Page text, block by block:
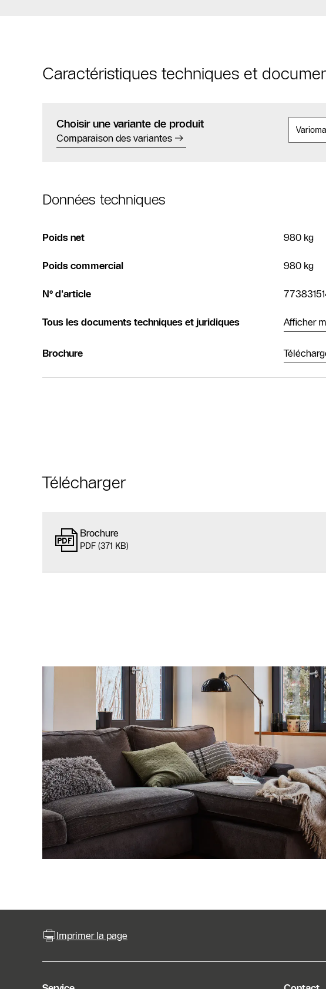
Caractéristiques techniques et
Choisir une variante de produit
Comparaison des variantes
Données techniques
Poids net 980 kg
Poids commercial 980 kg
N° d'article
Tous les documents techniques et juridiques Afficher
Brochure
Télécharger
Brochure
PDF (371 KB)
Imprimer la page